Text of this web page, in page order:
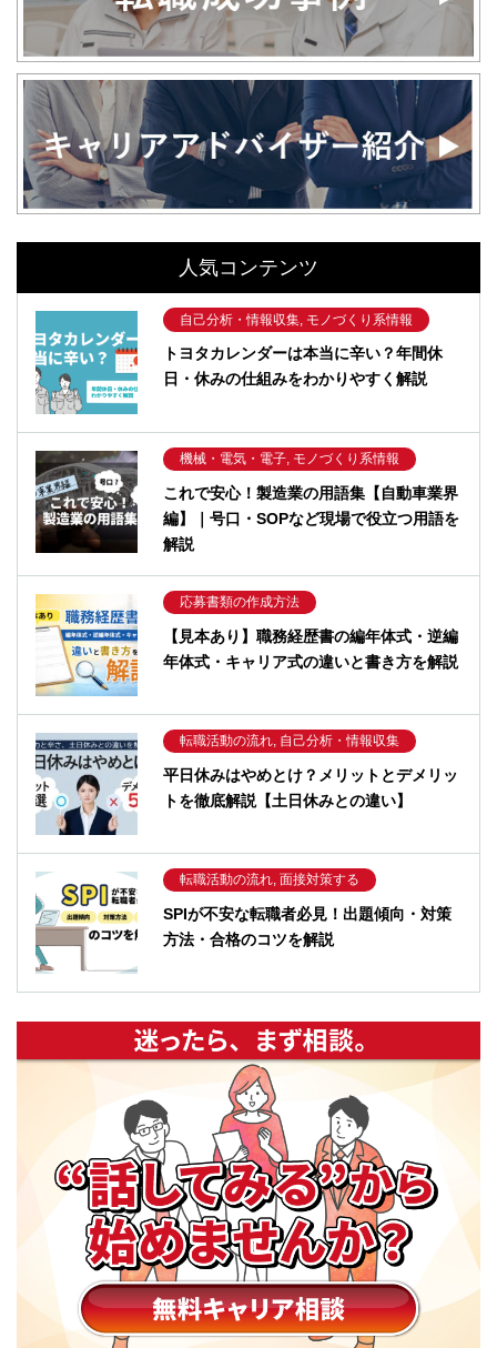
人気コンテンツ
自己分析・情報収集, モノづくり系情報
トヨタカレンダーは本当に辛い？年間休
日・休みの仕組みをわかりやすく解説
機械・電気・電子, モノづくり系情報
これで安心！製造業の用語集【自動車業界
編】｜号口・SOPなど現場で役立つ用語を
解説
応募書類の作成方法
【見本あり】職務経歴書の編年体式・逆編
年体式・キャリア式の違いと書き方を解説
転職活動の流れ, 自己分析・情報収集
平日休みはやめとけ？メリットとデメリッ
トを徹底解説【土日休みとの違い】
転職活動の流れ, 面接対策する
SPIが不安な転職者必見！出題傾向・対策
方法・合格のコツを解説